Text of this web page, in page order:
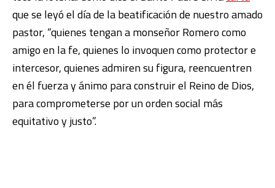
que se leyó el día de la beatificación de nuestro amado
pastor, “quienes tengan a monseñor Romero como
amigo en la fe, quienes lo invoquen como protector e
intercesor, quienes admiren su figura, reencuentren
en él fuerza y ánimo para construir el Reino de Dios,
para comprometerse por un orden social más
equitativo y justo”.